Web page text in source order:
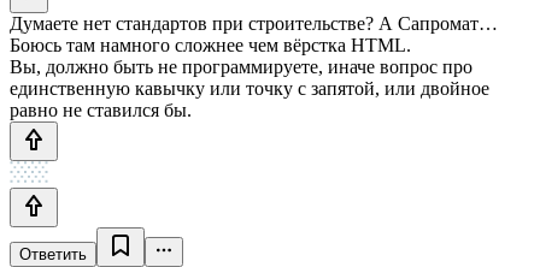
Думаете нет стандартов при строительстве? А Сапромат…
Боюсь там намного сложнее чем вёрстка HTML.
Вы, должно быть не программируете, иначе вопрос про
единственную кавычку или точку с запятой, или двойное
равно не ставился бы.
Ответить